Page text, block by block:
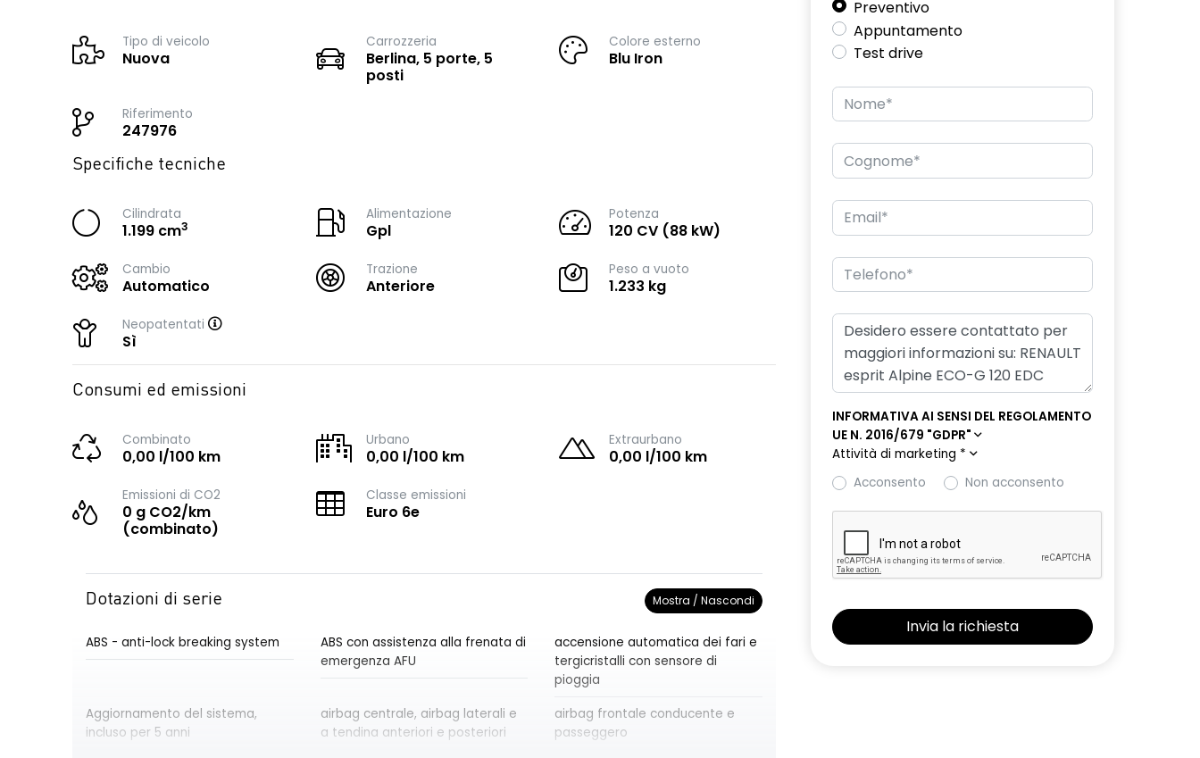
Tipo di veicolo
Nuova
Carrozzeria
Berlina, 5 porte, 5
posti
Colore esterno
Blu Iron
Riferimento
247976
Specifiche tecniche
Cilindrata
1.199 cm3
Alimentazione
Gpl
Potenza
120 CV (88 kW)
Cambio
Automatico
Trazione
Anteriore
Peso a vuoto
1.233 kg
Neopatentati
Sì
Consumi ed emissioni
Combinato
0,00 l/100 km
Urbano
0,00 l/100 km
Extraurbano
0,00 l/100 km
Emissioni di CO2
0 g CO2/km
(combinato)
Classe emissioni
Euro 6e
Dotazioni di serie Mostra / Nascondi
ABS - anti-lock breaking system
ABS con assistenza alla frenata di
emergenza AFU
accensione automatica dei fari e
tergicristalli con sensore di
pioggia
Aggiornamento del sistema,
incluso per 5 anni
airbag centrale, airbag laterali e
a tendina anteriori e posteriori
airbag frontale conducente e
passeggero
Preventivo
Appuntamento
Test drive
INFORMATIVA AI SENSI DEL REGOLAMENTO
UE N. 2016/679 "GDPR"
Attività di marketing *
Acconsento
Non acconsento